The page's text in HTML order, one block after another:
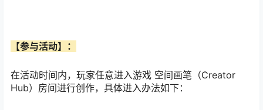
【参与活动】：
在活动时间内，玩家任意进入游戏 空间画笔（Creator
Hub）房间进行创作，具体进入办法如下：